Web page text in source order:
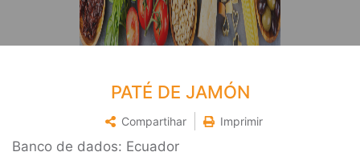
PATÉ DE JAMÓN
Compartihar Imprimir
Banco de dados: Ecuador